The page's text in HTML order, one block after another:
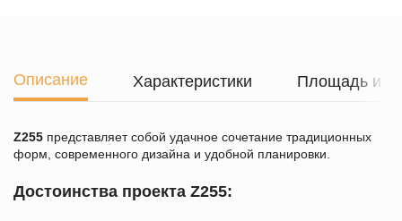
Описание Характеристики Площадь и
Z255 представляет собой удачное сочетание традиционных
форм, современного дизайна и удобной планировки.
Достоинства проекта Z255: